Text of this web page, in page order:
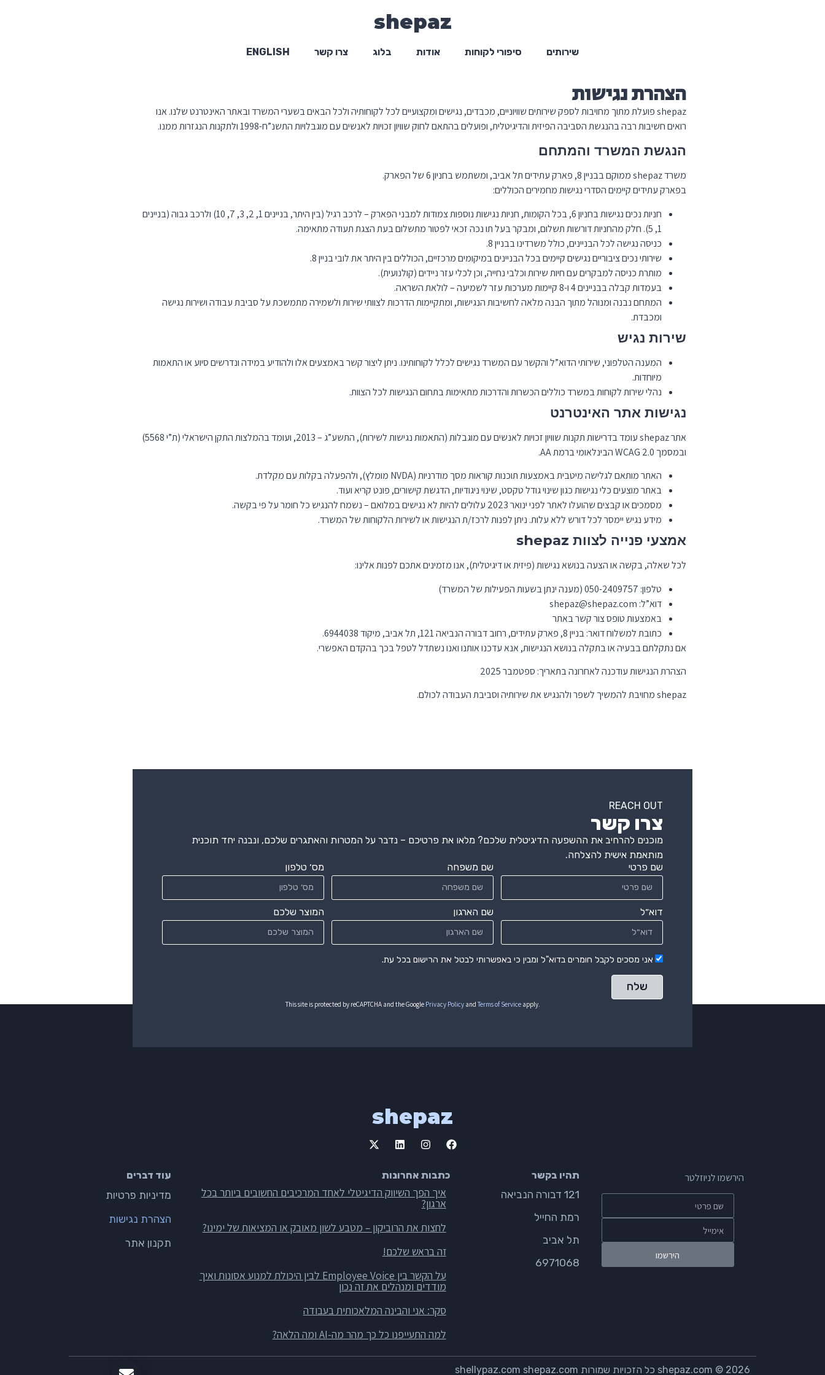
shepaz
שירותים סיפורי לקוחות אודות בלוג צרו קשר ENGLISH
הצהרת נגישות
shepaz פועלת מתוך מחויבות לספק שירותים שוויוניים, מכבדים, נגישים ומקצועיים לכל לקוחותיה ולכל הבאים בשערי המשרד ובאתר האינטרנט שלנו. אנו
רואים חשיבות רבה בהנגשת הסביבה הפיזית והדיגיטלית, ופועלים בהתאם לחוק שוויון זכויות לאנשים עם מוגבלויות התשנ”ח-1998 ולתקנות הנגזרות ממנו.
הנגשת המשרד והמתחם
משרד shepaz ממוקם בבניין 8, פארק עתידים תל אביב, ומשתמש בחניון 6 של הפארק.
בפארק עתידים קיימים הסדרי נגישות מחמירים הכוללים:
חניות נכים נגישות בחניון 6, בכל הקומות, חניות נגישות נוספות צמודות למבני הפארק – לרכב רגיל (בין היתר, בניינים 1, 2, 3, 7, 10) ולרכב גבוה (בניינים
1, 5). חלק מהחניות דורשות תשלום, ומבקר בעל תו נכה זכאי לפטור מתשלום בעת הצגת תעודה מתאימה.
כניסה נגישה לכל הבניינים, כולל משרדינו בבניין 8.
שירותי נכים ציבוריים נגישים קיימים בכל הבניינים במיקומים מרכזיים, הכוללים בין היתר את לובי בניין 8.
מותרת כניסה למבקרים עם חיות שירות וכלבי נחייה, וכן לכלי עזר ניידים (קולנועית).
בעמדות קבלה בבניינים 4 ו-8 קיימות מערכות עזר לשמיעה – לולאת השראה.
המתחם נבנה ומנוהל מתוך הבנה מלאה לחשיבות הנגישות, ומתקיימות הדרכות לצוותי שירות ולשמירה מתמשכת על סביבת עבודה ושירות נגישה
ומכבדת.
שירות נגיש
המענה הטלפוני, שירותי הדוא”ל והקשר עם המשרד נגישים לכלל לקוחותינו. ניתן ליצור קשר באמצעים אלו ולהודיע במידה ונדרשים סיוע או התאמות
מיוחדות.
נהלי שירות לקוחות במשרד כוללים הכשרות והדרכות מתאימות בתחום הנגישות לכל הצוות.
נגישות אתר האינטרנט
אתר shepaz עומד בדרישות תקנות שוויון זכויות לאנשים עם מוגבלות (התאמות נגישות לשירות), התשע”ג – 2013, ועומד בהמלצות התקן הישראלי (ת”י 5568)
ובמסמך WCAG 2.0 הבינלאומי ברמת AA.
האתר מותאם לגלישה מיטבית באמצעות תוכנות קוראות מסך מודרניות (NVDA מומלץ), ולהפעלה בקלות עם מקלדת.
באתר מוצעים כלי נגישות כגון שינוי גודל טקסט, שינוי ניגודיות, הדגשת קישורים, פונט קריא ועוד.
מסמכים או קבצים שהועלו לאתר לפני ינואר 2023 עלולים להיות לא נגישים במלואם – נשמח להנגיש כל חומר על פי בקשה.
מידע נגיש יימסר לכל דורש ללא עלות. ניתן לפנות לרכז/ת הנגישות או לשירות הלקוחות של המשרד.
אמצעי פנייה לצוות shepaz
לכל שאלה, בקשה או הצעה בנושא נגישות (פיזית או דיגיטלית), אנו מזמינים אתכם לפנות אלינו:
טלפון: 050-2409757 (מענה ינתן בשעות הפעילות של המשרד)
דוא”ל: shepaz@shepaz.com
באמצעות טופס צור קשר באתר
כתובת למשלוח דואר: בניין 8, פארק עתידים, רחוב דבורה הנביאה 121, תל אביב, מיקוד 6944038.
אם נתקלתם בבעיה או בתקלה בנושא הנגישות, אנא עדכנו אותנו ואנו נשתדל לטפל בכך בהקדם האפשרי.
הצהרת הנגישות עודכנה לאחרונה בתאריך: ספטמבר 2025
shepaz מחויבת להמשיך לשפר ולהנגיש את שירותיה וסביבת העבודה לכולם.
REACH OUT
צרו קשר
מוכנים להרחיב את ההשפעה הדיגיטלית שלכם? מלאו את פרטיכם – נדבר על המטרות והאתגרים שלכם, ונבנה יחד תוכנית
מותאמת אישית להצלחה.
שם פרטי
שם משפחה מס׳ טלפון
דוא״ל שם הארגון המוצר שלכם
אני מסכים לקבל חומרים בדוא"ל ומבין כי באפשרותי לבטל את הרישום בכל עת.
שלח
This site is protected by reCAPTCHA and the Google Privacy PolicyandTerms of Serviceapply.
shepaz
עוד דברים
מדיניות פרטיות
הצהרת נגישות
תקנון אתר
כתבות אחרונות
איך הפך השיווק הדיגיטלי לאחד המרכיבים החשובים ביותר בכל
ארגון?
לחצות את הרוביקון – מטבע לשון מאובק או המציאות של ימינו?
זה בראש שלכם!
על הקשר בין Employee Voice לבין היכולת למנוע אסונות ואיך
מודדים ומנהלים את זה נכון
סקר: אני והבינה המלאכותית בעבודה
למה התעייפנו כל כך מהר מה-AI ומה הלאה?
תהיו בקשר
121 דבורה הנביאה
רמת החייל
תל אביב
6971068
הירשמו לניוזלטר
2026 © shepaz.com כל הזכויות שמורות shellypaz.com shepaz.com